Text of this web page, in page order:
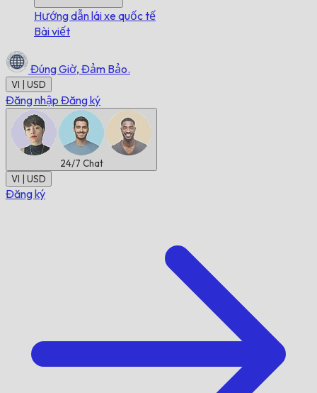
Hướng dẫn lái xe quốc tế
Bài viết
Đúng Giờ, Đảm Bảo.
VI | USD
Đăng nhập Đăng ký
24/7 Chat
VI | USD
Đăng ký